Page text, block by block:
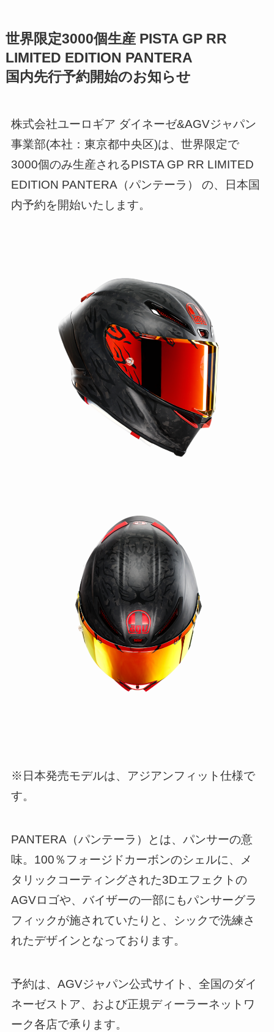
世界限定3000個生産 PISTA GP RR
LIMITED EDITION PANTERA
国内先行予約開始のお知らせ
株式会社ユーロギア ダイネーゼ&AGVジャパン
事業部(本社：東京都中央区)は、世界限定で
3000個のみ生産されるPISTA GP RR LIMITED
EDITION PANTERA（パンテーラ） の、日本国
内予約を開始いたします。
※日本発売モデルは、アジアンフィット仕様で
す。
PANTERA（パンテーラ）とは、パンサーの意
味。100％フォージドカーボンのシェルに、メ
タリックコーティングされた3Dエフェクトの
AGVロゴや、バイザーの一部にもパンサーグラ
フィックが施されていたりと、シックで洗練さ
れたデザインとなっております。
予約は、AGVジャパン公式サイト、全国のダイ
ネーゼストア、および正規ディーラーネットワ
ーク各店で承ります。